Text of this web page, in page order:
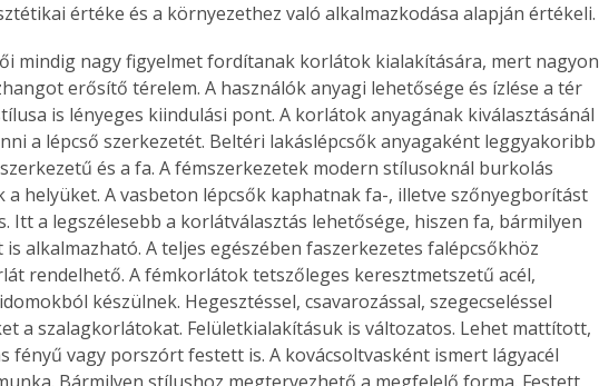
értéke és a környezethez való alkalmazkodása alapján értékeli.
mindig nagy figyelmet fordítanak korlátok kialakítására, mert nagyon
erősítő térelem. A használók anyagi lehetősége és ízlése a tér
is lényeges kiindulási pont. A korlátok anyagának kiválasztásánál
a lépcső szerkezetét. Beltéri lakáslépcsők anyagaként leggyakoribb
és a fa. A fémszerkezetek modern stílusoknál burkolás
a helyüket. A vasbeton lépcsők kaphatnak fa-, illetve szőnyegborítást
Itt a legszélesebb a korlátválasztás lehetősége, hiszen fa, bármilyen
alkalmazható. A teljes egészében faszerkezetes falépcsőkhöz
rendelhető. A fémkorlátok tetszőleges keresztmetszetű acél,
készülnek. Hegesztéssel, csavarozással, szegecseléssel
a szalagkorlátokat. Felületkialakításuk is változatos. Lehet mattított,
fényű vagy porszórt festett is. A kovácsoltvasként ismert lágyacél